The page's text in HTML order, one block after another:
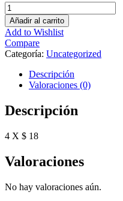
Removedores
4
unidades
cantidad
Añadir al carrito
Add to Wishlist
Compare
Categoría: Uncategorized
Descripción
Valoraciones (0)
Descripción
4 X $ 18
Valoraciones
No hay valoraciones aún.